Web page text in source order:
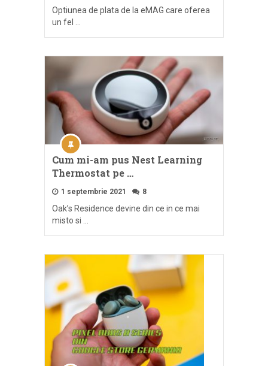
Optiunea de plata de la eMAG care oferea
un fel …
Cum mi-am pus Nest Learning
Thermostat pe …
1 septembrie 2021 8
Oak’s Residence devine din ce in ce mai
misto si …